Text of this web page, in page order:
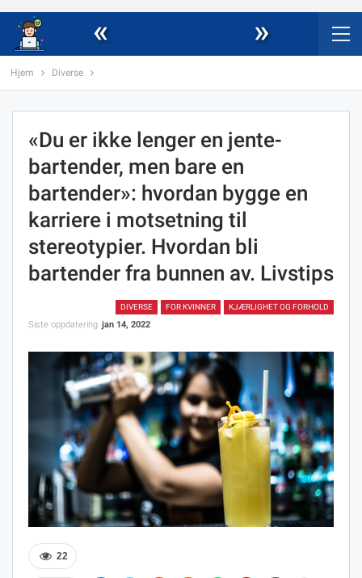
« »
Hjem Diverse
«Du er ikke lenger en jente-
bartender, men bare en
bartender»: hvordan bygge en
karriere i motsetning til
stereotypier. Hvordan bli
bartender fra bunnen av. Livstips
DIVERSE FOR KVINNER KJÆRLIGHET OG FORHOLD
Siste oppdatering jan 14, 2022
22